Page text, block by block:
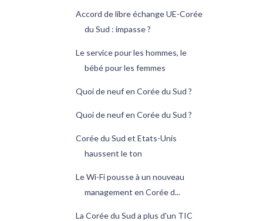
Accord de libre échange UE-Corée
du Sud : impasse ?
Le service pour les hommes, le
bébé pour les femmes
Quoi de neuf en Corée du Sud ?
Quoi de neuf en Corée du Sud ?
Corée du Sud et Etats-Unis
haussent le ton
Le Wi-Fi pousse à un nouveau
management en Corée d...
La Corée du Sud a plus d'un TIC